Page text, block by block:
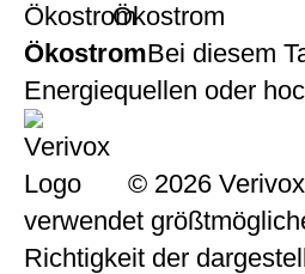
Ökostrom
ÖkostromBei diesem
Energiequellen oder
© 2026
verwendet
Richtigkeit der